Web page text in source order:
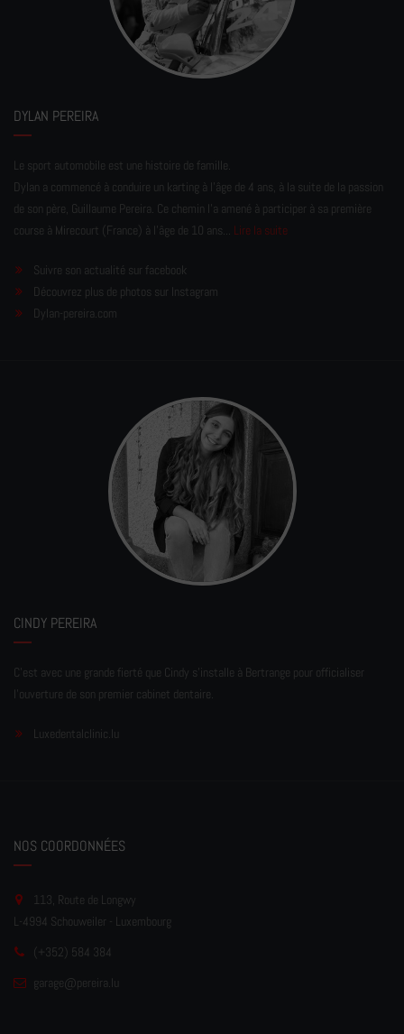
DYLAN PEREIRA
Le sport automobile est une histoire de famille.
Dylan a commencé à conduire un karting à l’âge de 4 ans, à la suite de la passion
de son père, Guillaume Pereira. Ce chemin l'a amené à participer à sa première
course à Mirecourt (France) à l'âge de 10 ans... Lire la suite
Suivre son actualité sur facebook
Découvrez plus de photos sur Instagram
Dylan-pereira.com
CINDY PEREIRA
C'est avec une grande fierté que Cindy s'installe à Bertrange pour officialiser
l'ouverture de son premier cabinet dentaire.
Luxedentalclinic.lu
NOS COORDONNÉES
113, Route de Longwy
L-4994 Schouweiler - Luxembourg
(+352) 584 384
garage@pereira.lu